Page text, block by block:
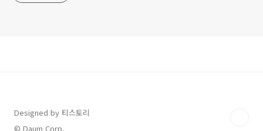
Designed by 티스토리
© Daum Corp.